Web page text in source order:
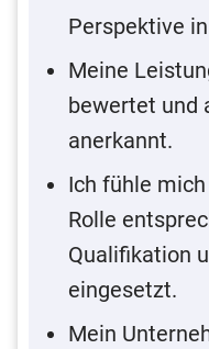
Perspektive
Meine
bewertet und
anerkannt.
Ich fühle
Rolle
Qualifikation
eingesetzt.
Mein